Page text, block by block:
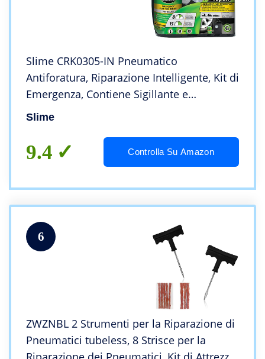
Slime CRK0305-IN Pneumatico
Antiforatura, Riparazione Intelligente, Kit di
Emergenza, Contiene Sigillante e
Compressore, per Auto e Altri Veicoli
Slime
9.4 Controlla Su Amazon
6
ZWZNBL 2 Strumenti per la Riparazione di
Pneumatici tubeless, 8 Strisce per la